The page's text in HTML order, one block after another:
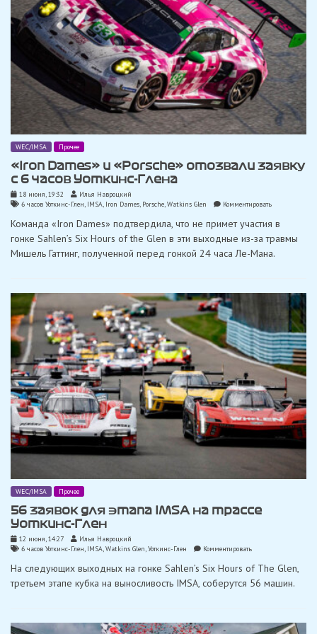
WEC/IMSA Прочее
«Iron Dames» и «Porsche» отозвали заявку
с 6 часов Уоткинс-Глена
18 июня, 19:32
Илья Навроцкий
6 часов Уоткинс-Глен, IMSA, Iron Dames, Porsche,Watkins Glen Комментироватьon
Dames»
«Porsche»
отозвали
часов
Уоткинс-
Команда «Iron Dames» подтвердила, что не примет участия в
гонке Sahlen’s Six Hours of the Glen в эти выходные из-за травмы
Мишель Гаттинг, полученной перед гонкой 24 часа Ле-Мана.
WEC/IMSA Прочее
56 заявок для этапа IMSA на трассе
Уоткинс-Глен
12 июня, 14:27
Илья Навроцкий
6 часов Уоткинс-Глен IMSA Watkins Glen Уоткинс-Глен Комментироватьon
заявок
этапа
Уоткинс-
На следующих выходных на гонке Sahlen’s Six Hours of The Glen,
третьем этапе кубка на выносливость IMSA, соберутся 56 машин.